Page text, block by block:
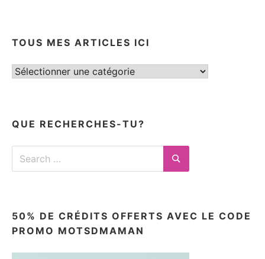
TOUS MES ARTICLES ICI
Tous
QUE RECHERCHES-TU?
Search
Search
50% DE CRÉDITS OFFERTS AVEC LE CODE
PROMO MOTSDMAMAN